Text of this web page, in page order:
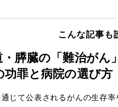
こんな記事も
・膵臓の「難治が
功罪と病院の選び方
じて公表されるがんの生存率